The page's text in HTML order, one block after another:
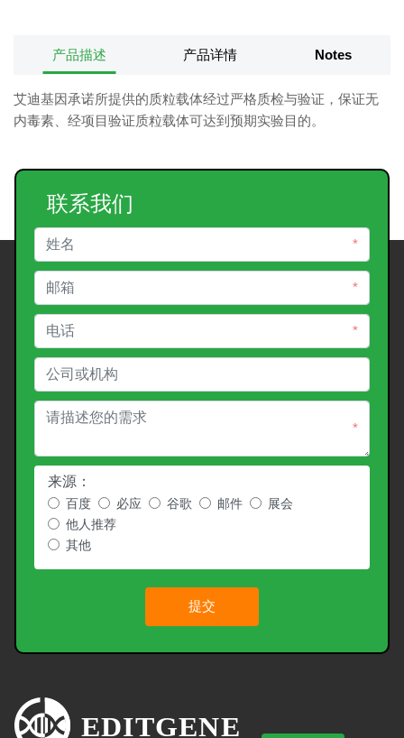
产品描述 产品详情 Notes
艾迪基因承诺所提供的质粒载体经过严格质检与验证，保证无
内毒素、经项目验证质粒载体可达到预期实验目的。
联系我们
*
*
*
*
来源：
百度 必应 谷歌 邮件
展会
他人推荐
其他
提交